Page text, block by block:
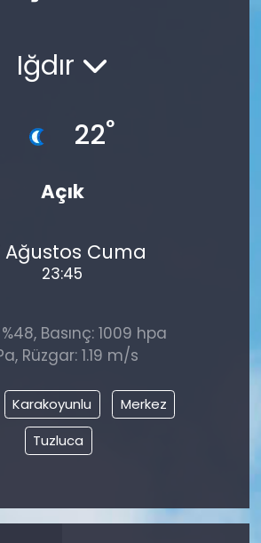
Iğdır
22°
Açık
Ağustos Cuma
23:45
Basınç: 1009 hpa
Rüzgar: 1.19 m/s
Karakoyunlu
Merkez
Tuzluca